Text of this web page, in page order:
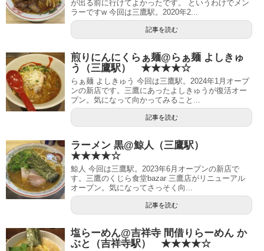
が出る前に行けてよかったです。 というわけでメン
ラーですw 今回は三鷹駅。2020年2...
記事を読む
煎りにんにくらぁ麺@らぁ麺 よしきゅ
う（三鷹駅） ★★★★☆
らぁ麺 よしきゅう 今回は三鷹駅。2024年1月オープ
ンの新店です。三鷹にあったよしきゅうが復活オー
プン。気になって向かってみること...
記事を読む
ラーメン 黒@鯨人（三鷹駅）
★★★★☆
鯨人 今回は三鷹駅。2023年6月オープンの新店で
す。三鷹のくじら食堂bazar 三鷹店がリニューアル
オープン。気になってさっそく向...
記事を読む
塩らーめん@吉祥寺 間借りらーめん か
ぶと（吉祥寺駅） ★★★★☆